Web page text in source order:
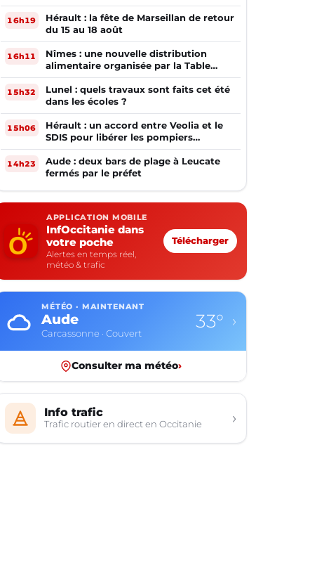
16h19
Hérault : la fête de Marseillan de retour
du 15 au 18 août
16h11
Nîmes : une nouvelle distribution
alimentaire organisée par la Table
Ouverte
15h32
Lunel : quels travaux sont faits cet été
dans les écoles ?
15h06
Hérault : un accord entre Veolia et le
SDIS pour libérer les pompiers
volontaires
14h23
Aude : deux bars de plage à Leucate
fermés par le préfet
APPLICATION MOBILE
InfOccitanie dans
votre poche
Alertes en temps réel,
météo & trafic
Télécharger
MÉTÉO · MAINTENANT
Aude
Carcassonne · Couvert
33° ›
Consulter ma météo›
Info trafic
Trafic routier en direct en Occitanie ›